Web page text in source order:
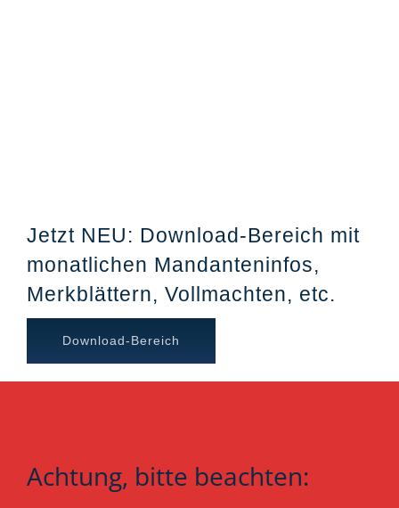
Jetzt NEU: Download-Bereich mit
monatlichen Mandanteninfos,
Merkblättern, Vollmachten, etc.
Download-Bereich
Achtung, bitte beachten: